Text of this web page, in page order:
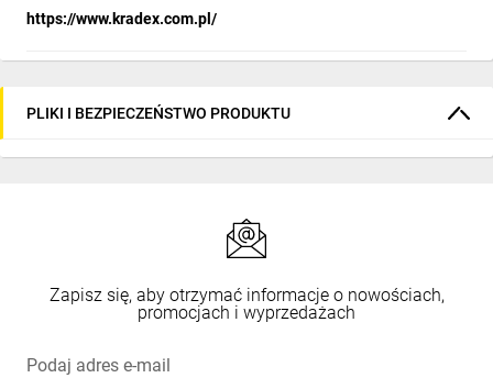
https://www.kradex.com.pl/
PLIKI I BEZPIECZEŃSTWO PRODUKTU
Zapisz się, aby otrzymać informacje o nowościach,
promocjach i wyprzedażach
Podaj adres e-mail